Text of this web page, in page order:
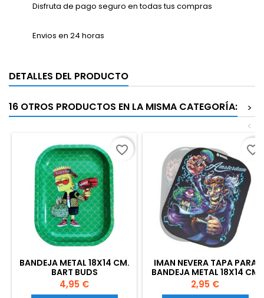
Disfruta de pago seguro en todas tus compras
Envios en 24 horas
DETALLES DEL PRODUCTO
16 OTROS PRODUCTOS EN LA MISMA CATEGORÍA:
>
<
BANDEJA METAL 18X14 CM.
BART BUDS
Precio
4,95 €
favorite_border
IMAN NEVERA TAPA PARA
BANDEJA METAL 18X14 CM
Precio
2,95 €
favorite_border